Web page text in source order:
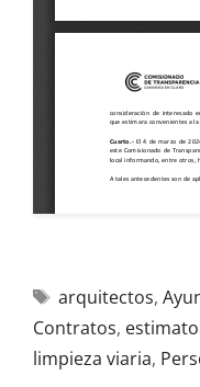
arquitectos,
Contratos,
limpieza viaria,